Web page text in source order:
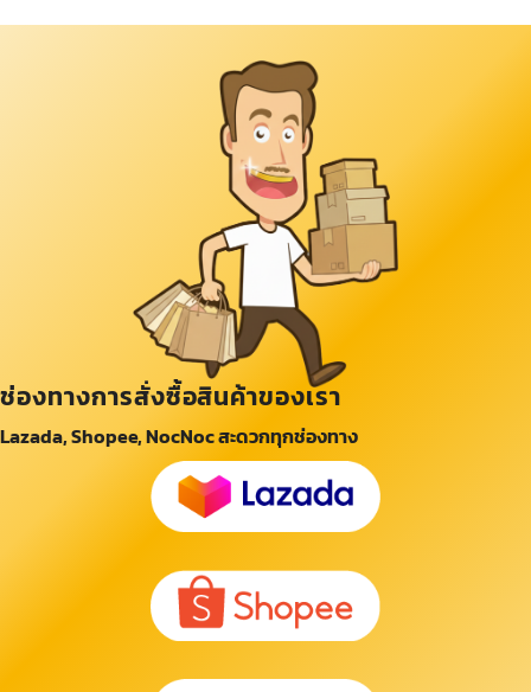
ช่องทางการสั่งซื้อสินค้าของเรา
Lazada, Shopee, NocNoc สะดวกทุกช่องทาง